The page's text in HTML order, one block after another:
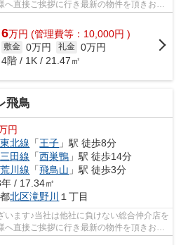
へ直接ご挨拶に行き最新の物件を頂きお客
は...
6万円 (管理費等：10,000円 )
敷金 0万円 礼金 0万円
4階 / 1K / 21.47㎡
飛鳥
円
北線 「王子 」駅 徒歩8分
田線 「西巣鴨 」駅 徒歩14分
川線 「飛鳥山 」駅 徒歩3分
/ 17.34㎡
北区滝野川 １丁目
います♪当社は他社に負けない総合仲介店を
へ直接ご挨拶に行き最新の物件を頂きお客
は...